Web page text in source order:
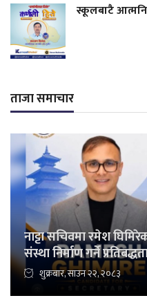
स्कूलबाटै
ताजा समाचार
नाट्टा सचिवमा रमेश
संस्था निर्माण गर्ने
शुक्रबार, साउन २२, २०८३